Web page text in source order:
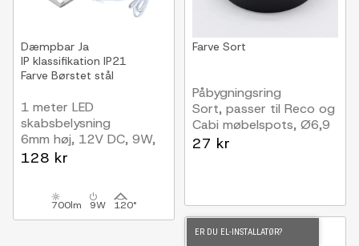
Dæmpbar Ja
IP klassifikation IP21
Farve Børstet stål
1 meter LED
skabsbelysning
6mm høj, 12V DC, 9W,
med endeprop
128 kr
700lm 9W 120°
Farve Sort
Påbygningsring
Sort, passer til Reco og
Cabi møbelspots, Ø6,9
cm
27 kr
ER DU EL-INSTALLATØR?